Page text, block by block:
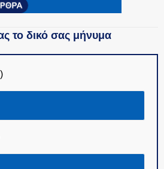
το δικό σας μήνυμα